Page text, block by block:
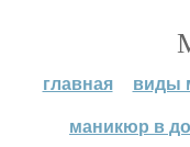
главная виды
маникюр в